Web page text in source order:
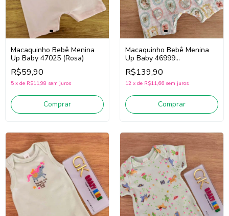
Macaquinho Bebê Menina
Up Baby 47025 (Rosa)
R$59,90
5 x de R$11,98 sem juros
Comprar
Macaquinho Bebê Menina
Up Baby 46999
(Rosa/Verde)
R$139,90
12 x de R$11,66 sem juros
Comprar